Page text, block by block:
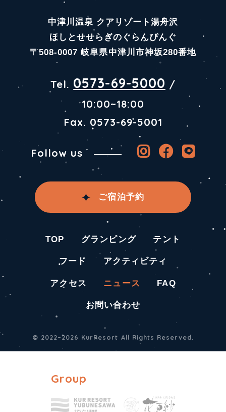
中津川温泉 クアリゾート湯舟沢
ほしとせせらぎのぐらんぴんぐ
〒508-0007 岐阜県中津川市神坂280番地
Tel. 0573-69-5000 /
10:00~18:00
Fax. 0573-69-5001
Follow us
ご宿泊予約
TOP グランピング テント
フード アクティビティ
アクセス ニュース FAQ
お問い合わせ
© 2022–2026 KurResort All Rights Reserved.
Group